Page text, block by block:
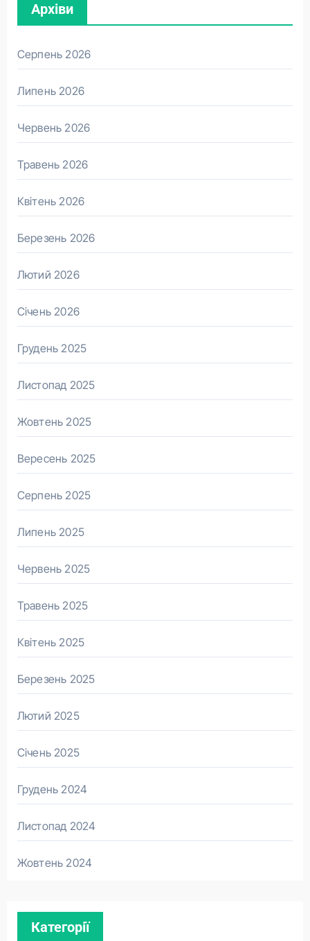
Архіви
Серпень 2026
Липень 2026
Червень 2026
Травень 2026
Квітень 2026
Березень 2026
Лютий 2026
Січень 2026
Грудень 2025
Листопад 2025
Жовтень 2025
Вересень 2025
Серпень 2025
Липень 2025
Червень 2025
Травень 2025
Квітень 2025
Березень 2025
Лютий 2025
Січень 2025
Грудень 2024
Листопад 2024
Жовтень 2024
Категорії